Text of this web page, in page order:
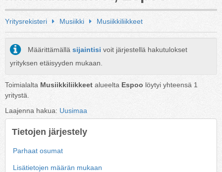
Yritysrekisteri Musiikki Musiikkiliikkeet
Määrittämällä sijaintisi voit järjestellä hakutulokset
yrityksen etäisyyden mukaan.
Toimialalta Musiikkiliikkeet alueelta Espoo löytyi yhteensä 1
yritystä.
Laajenna hakua: Uusimaa
Tietojen järjestely
Parhaat osumat
Lisätietojen määrän mukaan